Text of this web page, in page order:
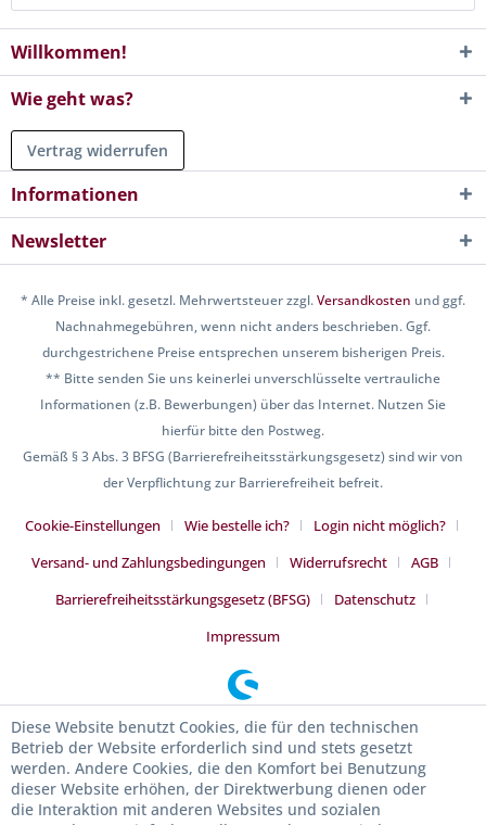
Willkommen!
Wie geht was?
Vertrag widerrufen
Informationen
Newsletter
* Alle Preise inkl. gesetzl. Mehrwertsteuer zzgl.Versandkosten und ggf.
Nachnahmegebühren, wenn nicht anders beschrieben. Ggf.
durchgestrichene Preise entsprechen unserem bisherigen Preis.
** Bitte senden Sie uns keinerlei unverschlüsselte vertrauliche
Informationen (z.B. Bewerbungen) über das Internet. Nutzen Sie
hierfür bitte den Postweg.
Gemäß § 3 Abs. 3 BFSG (Barrierefreiheitsstärkungsgesetz) sind wir von
der Verpflichtung zur Barrierefreiheit befreit.
Cookie-Einstellungen Wie bestelle ich?
Login nicht möglich?
Versand- und Zahlungsbedingungen
Widerrufsrecht
AGB
Barrierefreiheitsstärkungsgesetz (BFSG)
Datenschutz
Impressum
Diese Website benutzt Cookies, die für den technischen
Betrieb der Website erforderlich sind und stets gesetzt
werden. Andere Cookies, die den Komfort bei Benutzung
dieser Website erhöhen, der Direktwerbung dienen oder
die Interaktion mit anderen Websites und sozialen